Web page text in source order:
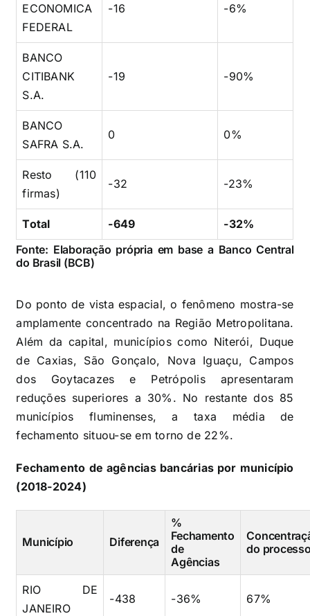
ECONOMICA
FEDERAL
-16 -6%
BANCO
CITIBANK
S.A.
-19 -90%
BANCO
SAFRA S.A.
0 0%
Resto (110
firmas)
-32 -23%
Total -649
-32%
Fonte: Elaboração própria em base a Banco Central
do Brasil (BCB)
Do ponto de vista espacial, o fenômeno mostra-se
amplamente concentrado na Região Metropolitana.
Além da capital, municípios como Niterói, Duque
de Caxias, São Gonçalo, Nova Iguaçu, Campos
dos Goytacazes e Petrópolis apresentaram
reduções superiores a 30%. No restante dos 85
municípios fluminenses, a taxa média de
fechamento situou-se em torno de 22%.
Fechamento de agências bancárias por município
(2018-2024)
Município Diferença
%
Fechamento
de
Agências
do
RIO DE
JANEIRO
-438 -36% 67%